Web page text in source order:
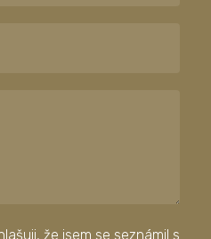
že jsem se seznámil s